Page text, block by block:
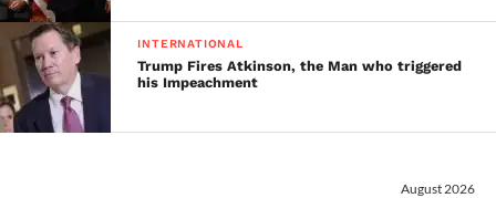
INTERNATIONAL
Trump Fires Atkinson, the Man who triggered
his Impeachment
August 2026